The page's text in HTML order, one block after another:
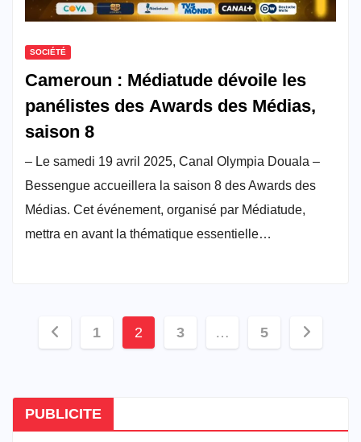
SOCIÉTÉ
Cameroun : Médiatude dévoile les
panélistes des Awards des Médias,
saison 8
– Le samedi 19 avril 2025, Canal Olympia Douala –
Bessengue accueillera la saison 8 des Awards des
Médias. Cet événement, organisé par Médiatude,
mettra en avant la thématique essentielle…
Pagination
publications
1 2 3 … 5
PUBLICITE